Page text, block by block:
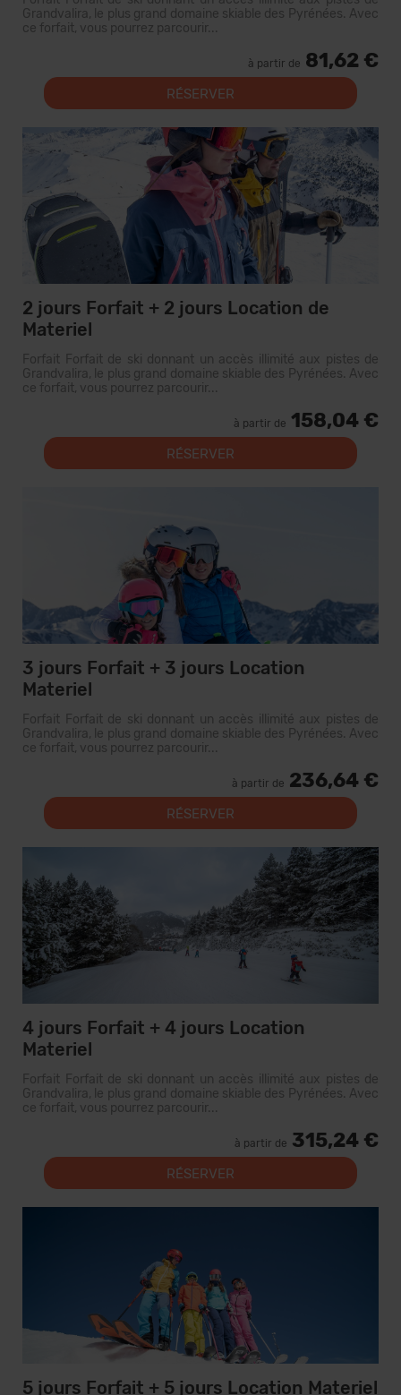
Grandvalira, le plus grand domaine skiable des Pyrénées. Avec
ce forfait, vous pourrez parcourir...
à partir de 81,62 €
RÉSERVER
2 jours Forfait + 2 jours Location de
Materiel
Forfait Forfait de ski donnant un accès illimité aux pistes de
Grandvalira, le plus grand domaine skiable des Pyrénées. Avec
ce forfait, vous pourrez parcourir...
à partir de 158,04 €
RÉSERVER
3 jours Forfait + 3 jours Location
Materiel
Forfait Forfait de ski donnant un accès illimité aux pistes de
Grandvalira, le plus grand domaine skiable des Pyrénées. Avec
ce forfait, vous pourrez parcourir...
à partir de 236,64 €
RÉSERVER
4 jours Forfait + 4 jours Location
Materiel
Forfait Forfait de ski donnant un accès illimité aux pistes de
Grandvalira, le plus grand domaine skiable des Pyrénées. Avec
ce forfait, vous pourrez parcourir...
à partir de 315,24 €
RÉSERVER
5 jours Forfait + 5 jours Location Materiel